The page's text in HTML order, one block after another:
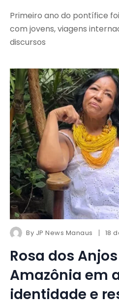
Primeiro ano do pontífice
com jovens, viagens
discursos
By JP News Manaus 18
Rosa dos
Amazônia em
identidade e